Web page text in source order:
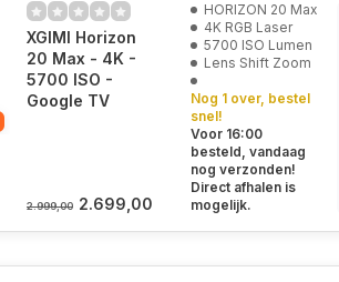
XGIMI Horizon
20 Max - 4K -
5700 ISO -
Google TV
2.999,00 2.699,00
HORIZON 20 Max
4K RGB Laser
5700 ISO Lumen
Lens Shift Zoom
Nog 1 over, bestel
snel!
Voor 16:00
besteld, vandaag
nog verzonden!
Direct afhalen is
mogelijk.